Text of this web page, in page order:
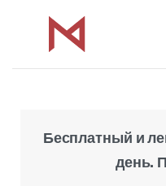
Бесплатный и
день.